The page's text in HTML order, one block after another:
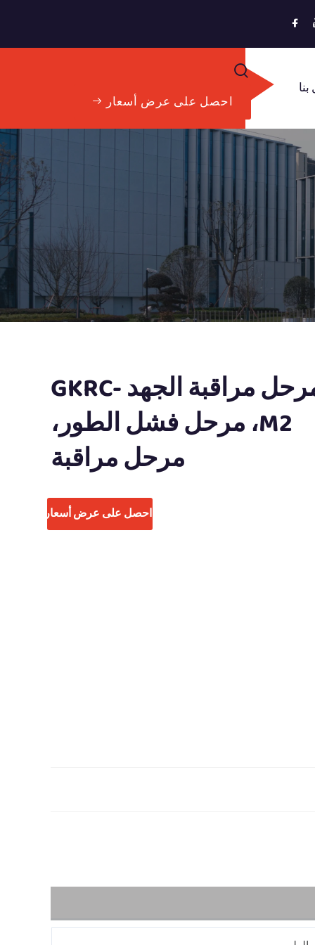
احصل على عرض أسعار
مرحل مراقبة الجهد GKRC-
M2، مرحل فشل الطور،
مرحل مراقبة
احصل على عرض أسعار